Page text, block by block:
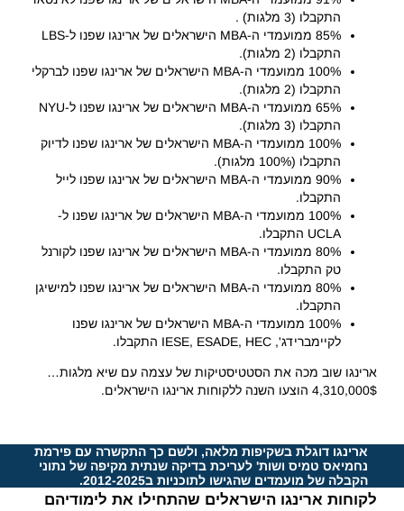
התקבלו (3 מלגות) .
85% ממועמדי ה-MBA הישראלים של ארינגו שפנו ל-LBS
התקבלו (2 מלגות).
100% ממועמדי ה-MBA הישראלים של ארינגו שפנו לברקלי
התקבלו (2 מלגות).
65% ממועמדי ה-MBA הישראלים של ארינגו שפנו ל-NYU
התקבלו (3 מלגות).
100% ממועמדי ה-MBA הישראלים של ארינגו שפנו לדיוק
התקבלו (100% מלגות).
90% ממועמדי ה-MBA הישראלים של ארינגו שפנו לייל
התקבלו.
100% ממועמדי ה-MBA הישראלים של ארינגו שפנו ל-
UCLA התקבלו.
80% ממועמדי ה-MBA הישראלים של ארינגו שפנו לקורנל
טק התקבלו.
80% ממועמדי ה-MBA הישראלים של ארינגו שפנו למישיגן
התקבלו.
100% ממועמדי ה-MBA הישראלים של ארינגו שפנו
לקיימברידג', IESE, ESADE, HEC התקבלו.
ארינגו שוב מכה את הסטטיסטיקות של עצמה עם שיא מלגות…
4,310,000$ הוצעו השנה ללקוחות ארינגו הישראלים.
ארינגו דוגלת בשקיפות מלאה, ולשם כך התקשרה עם פירמת
נחמיאס טמיס ושות' לעריכת בדיקה שנתית מקיפה של נתוני
הקבלה של מועמדים שהגישו לתוכניות ב2012-2025.
לקוחות ארינגו הישראלים שהתחילו את לימודיהם